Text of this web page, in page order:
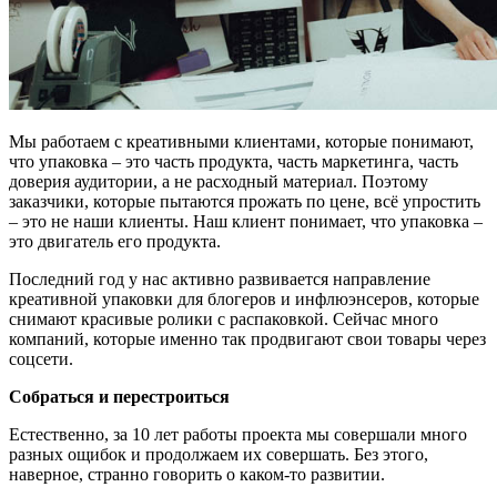
Мы работаем с креативными клиентами, которые понимают,
что упаковка – это часть продукта, часть маркетинга, часть
доверия аудитории, а не расходный материал. Поэтому
заказчики, которые пытаются прожать по цене, всё упростить
– это не наши клиенты. Наш клиент понимает, что упаковка –
это двигатель его продукта.
Последний год у нас активно развивается направление
креативной упаковки для блогеров и инфлюэнсеров, которые
снимают красивые ролики с распаковкой. Сейчас много
компаний, которые именно так продвигают свои товары через
соцсети.
Собраться и перестроиться
Естественно, за 10 лет работы проекта мы совершали много
разных ощибок и продолжаем их совершать. Без этого,
наверное, странно говорить о каком-то развитии.